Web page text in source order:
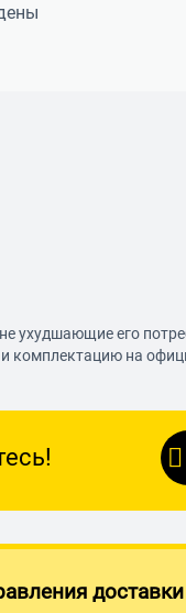
ухудшающие его
и комплектацию на
доставки